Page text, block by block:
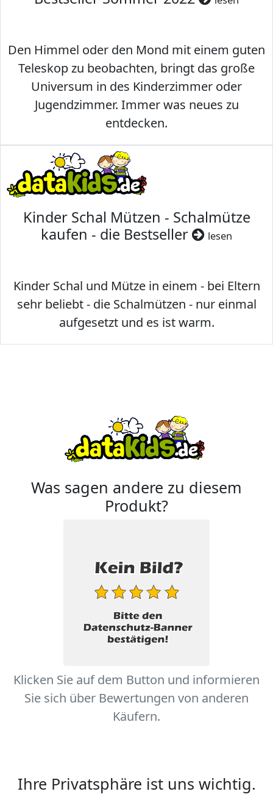
Den Himmel oder den Mond mit einem guten
Teleskop zu beobachten, bringt das große
Universum in des Kinderzimmer oder
Jugendzimmer. Immer was neues zu
entdecken.
Kinder Schal Mützen - Schalmütze
kaufen - die Bestseller
lesen
Kinder Schal und Mütze in einem - bei Eltern
sehr beliebt - die Schalmützen - nur einmal
aufgesetzt und es ist warm.
Was sagen andere zu diesem
Produkt?
Klicken Sie auf dem Button und informieren
Sie sich über Bewertungen von anderen
Käufern.
Ihre Privatsphäre ist uns wichtig.